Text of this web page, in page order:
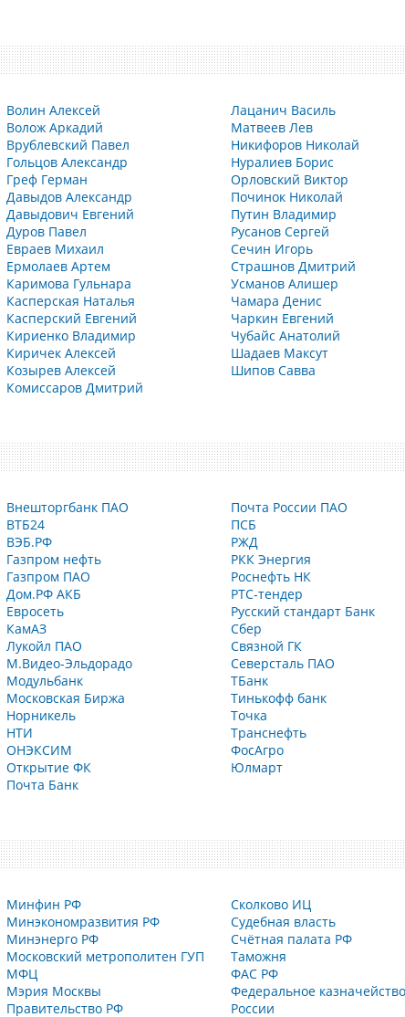
Волин Алексей
Волож Аркадий
Врублевский Павел
Гольцов Александр
Греф Герман
Давыдов Александр
Давыдович Евгений
Дуров Павел
Евраев Михаил
Ермолаев Артем
Каримова Гульнара
Касперская Наталья
Касперский Евгений
Кириенко Владимир
Киричек Алексей
Козырев Алексей
Комиссаров Дмитрий
Лацанич Василь
Матвеев Лев
Никифоров Николай
Нуралиев Борис
Орловский Виктор
Починок Николай
Путин Владимир
Русанов Сергей
Сечин Игорь
Страшнов Дмитрий
Усманов Алишер
Чамара Денис
Чаркин Евгений
Чубайс Анатолий
Шадаев Максут
Шипов Савва
Внешторгбанк ПАО
ВТБ24
ВЭБ.РФ
Газпром нефть
Газпром ПАО
Дом.РФ АКБ
Евросеть
КамАЗ
Лукойл ПАО
М.Видео-Эльдорадо
Модульбанк
Московская Биржа
Норникель
НТИ
ОНЭКСИМ
Открытие ФК
Почта Банк
Почта России ПАО
ПСБ
РЖД
РКК Энергия
Роснефть НК
РТС-тендер
Русский стандарт Банк
Сбер
Связной ГК
Северсталь ПАО
ТБанк
Тинькофф банк
Точка
Транснефть
ФосАгро
Юлмарт
Минфин РФ
Минэкономразвития РФ
Минэнерго РФ
Московский метрополитен ГУП
МФЦ
Мэрия Москвы
Правительство РФ
Сколково ИЦ
Судебная власть
Счётная палата РФ
Таможня
ФАС РФ
Федеральное
России